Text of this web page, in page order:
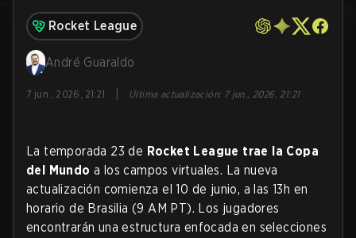
Rocket League
André Guaraldo
7 jun., 2026, 21:21 Última actualización: 7 jun., 2026, 21:21
La temporada 23 de Rocket League trae la Copa
del Mundo a los campos virtuales. La nueva
actualización comienza el 10 de junio, a las 13h en
horario de Brasilia (9 AM PT). Los jugadores
encontrarán una estructura enfocada en selecciones